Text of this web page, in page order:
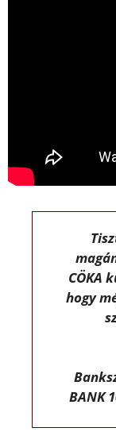
CÖKA
hogy
BANK